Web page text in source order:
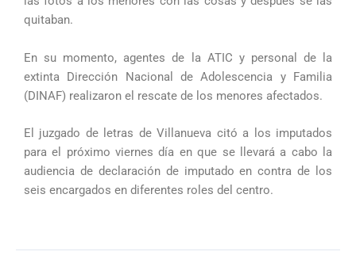
quitaban.
En su momento, agentes de la ATIC y personal de la
extinta Dirección Nacional de Adolescencia y Familia
(DINAF) realizaron el rescate de los menores afectados.
El juzgado de letras de Villanueva citó a los imputados
para el próximo viernes día en que se llevará a cabo la
audiencia de declaración de imputado en contra de los
seis encargados en diferentes roles del centro.